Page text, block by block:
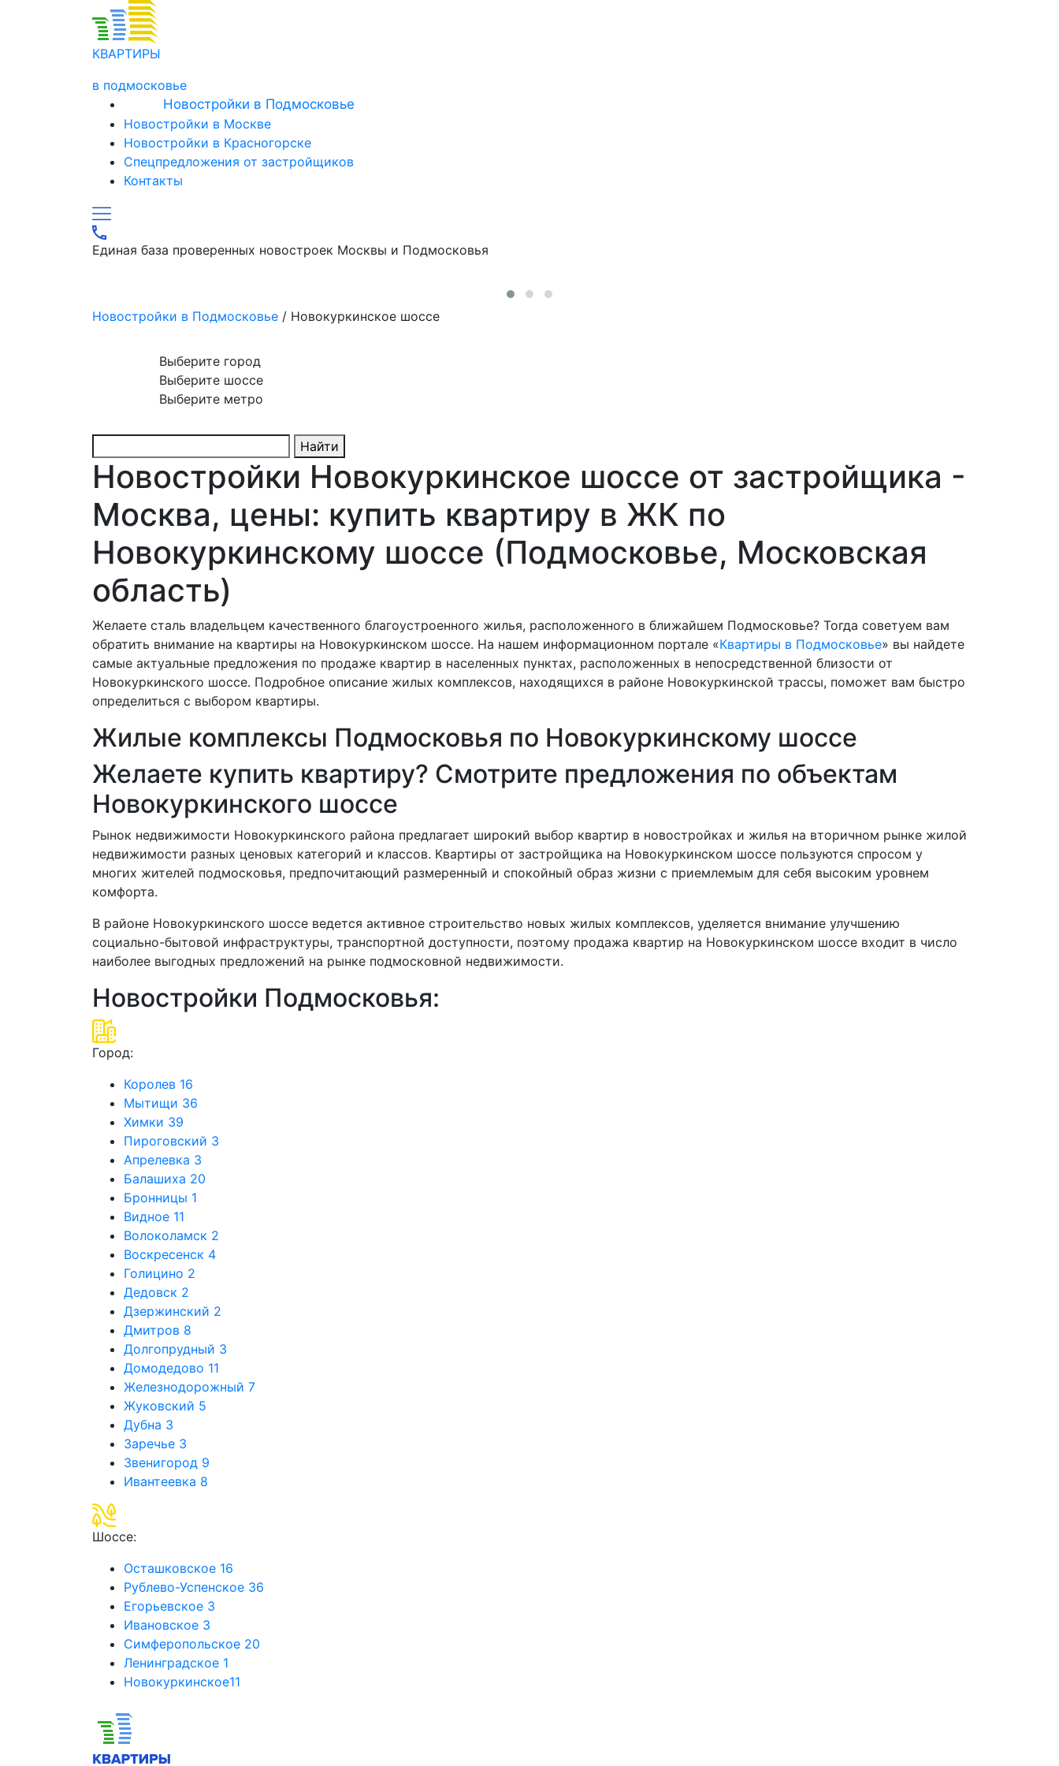
КВАРТИРЫ
в подмосковье
Новостройки в Подмосковье
Новостройки в Москве
Новостройки в Красногорске
Спецпредложения от застройщиков
Контакты
Единая база проверенных новостроек Москвы и Подмосковья
Новостройки в Подмосковье / Новокуркинское шоссе
Выберите город
Выберите шоссе
Выберите метро
Найти
Новостройки Новокуркинское шоссе от застройщика -
Москва, цены: купить квартиру в ЖК по
Новокуркинскому шоссе (Подмосковье, Московская
область)
Желаете сталь владельцем качественного благоустроенного жилья, расположенного в ближайшем Подмосковье? Тогда советуем вам
обратить внимание на квартиры на Новокуркинском шоссе. На нашем информационном портале «Квартиры в Подмосковье» вы найдете
самые актуальные предложения по продаже квартир в населенных пунктах, расположенных в непосредственной близости от
Новокуркинского шоссе. Подробное описание жилых комплексов, находящихся в районе Новокуркинской трассы, поможет вам быстро
определиться с выбором квартиры.
Жилые комплексы Подмосковья по Новокуркинскому шоссе
Желаете купить квартиру? Смотрите предложения по объектам
Новокуркинского шоссе
Рынок недвижимости Новокуркинского района предлагает широкий выбор квартир в новостройках и жилья на вторичном рынке жилой
недвижимости разных ценовых категорий и классов. Квартиры от застройщика на Новокуркинском шоссе пользуются спросом у
многих жителей подмосковья, предпочитающий размеренный и спокойный образ жизни с приемлемым для себя высоким уровнем
комфорта.
В районе Новокуркинского шоссе ведется активное строительство новых жилых комплексов, уделяется внимание улучшению
социально-бытовой инфраструктуры, транспортной доступности, поэтому продажа квартир на Новокуркинском шоссе входит в число
наиболее выгодных предложений на рынке подмосковной недвижимости.
Новостройки Подмосковья:
Город:
Королев 16
Мытищи 36
Химки 39
Пироговский 3
Апрелевка 3
Балашиха 20
Бронницы 1
Видное 11
Волоколамск 2
Воскресенск 4
Голицино 2
Дедовск 2
Дзержинский 2
Дмитров 8
Долгопрудный 3
Домодедово 11
Железнодорожный 7
Жуковский 5
Дубна 3
Заречье 3
Звенигород 9
Ивантеевка 8
Шоссе:
Осташковское 16
Рублево-Успенское 36
Егорьевское 3
Ивановское 3
Симферопольское 20
Ленинградское 1
Новокуркинское11